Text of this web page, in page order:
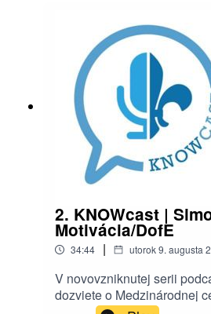
Prajeme vám príjemné
kdekoľvek! ⚜️
2. KNOWcast |
Motivácia/DofE
34:44 | utorok 9. augusta
V novovzniknutej serii
dozviete o Medzinárodnej